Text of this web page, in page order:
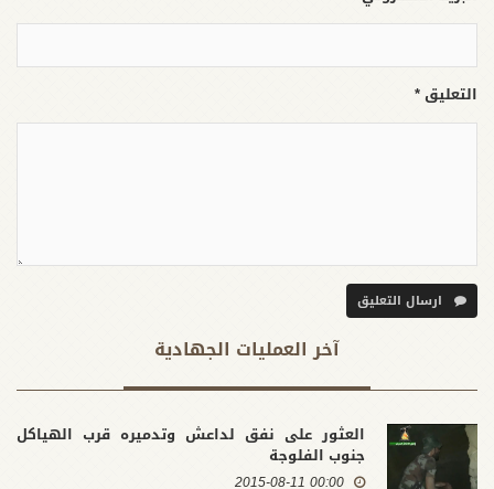
التعليق *
ارسال التعليق
آخر العملیات الجهادية
العثور على نفق لداعش وتدميره قرب الهياكل
جنوب الفلوجة
00:00 2015-08-11